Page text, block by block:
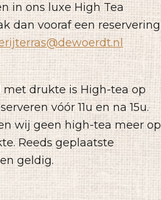
in ons luxe High Tea
dan vooraf een reservering
met drukte is High-tea op
vóór 11u en na 15u.
wij geen high-tea meer op
Reeds geplaatste
geldig.